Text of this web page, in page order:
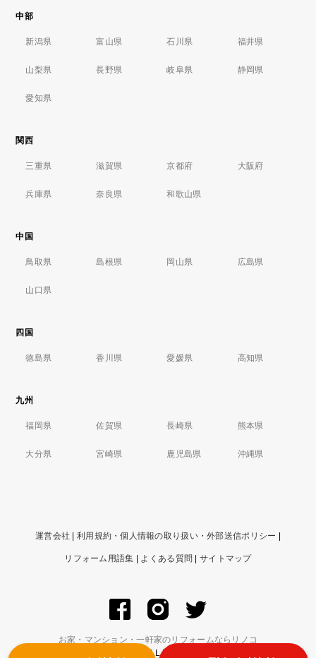
中部
新潟県 富山県 石川県 福井県
山梨県 長野県 岐阜県 静岡県
愛知県
関西
三重県 滋賀県 京都府 大阪府
兵庫県 奈良県 和歌山県
中国
鳥取県 島根県 岡山県 広島県
山口県
四国
徳島県 香川県 愛媛県 高知県
九州
福岡県 佐賀県 長崎県 熊本県
大分県 宮崎県 鹿児島県 沖縄県
運営会社 利用規約・個人情報の取り扱い・外部送信ポリシー
リフォーム用語集 よくある質問 サイトマップ
お家・マンション・一軒家のリフォームならリノコ
© ZIGExN Co., Ltd. ALL RIGHTS RESERVED.